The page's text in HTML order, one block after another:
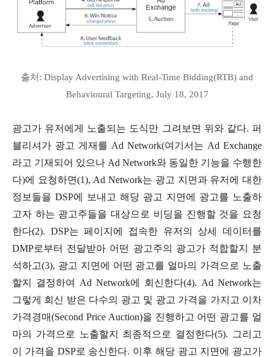
출처: Display Advertising with Real-Time Bidding(RTB) and
Behavioural Targeting, July 18, 2017
광고가 유저에게 노출되는 도식만 그려보면 위와 같다. 퍼
블리셔가 광고 게재를 Ad Network(여기서는 Ad Exchange
라고 기재되어 있으나 Ad Network와 동일한 기능을 수행한
다)에 요청하면(1), Ad Network는 광고 지면과 유저에 대한
정보들을 DSP에 보내고 해당 광고 지면에 광고를 노출하
고자 하는 광고주들을 대상으로 비딩을 진행할 것을 요청
한다(2). DSP는 페이지에 접속한 유저의 상세 데이터를
DMP로부터 전달받아 어떤 광고주의 광고가 적합할지 분
석하고(3), 광고 지면에 어떤 광고를 얼마의 가격으로 노출
할지 결정하여 Ad Network에 회신한다(4). Ad Network는
그렇게 회신 받은 다수의 광고 및 광고 가격을 가지고 이차
가격경매(Second Price Auction)을 진행하고 어떤 광고를 얼
마의 가격으로 노출할지 최종적으로 결정한다(5). 그리고
이 가격을 DSP로 송신한다. 이후 해당 광고 지면에 광고가